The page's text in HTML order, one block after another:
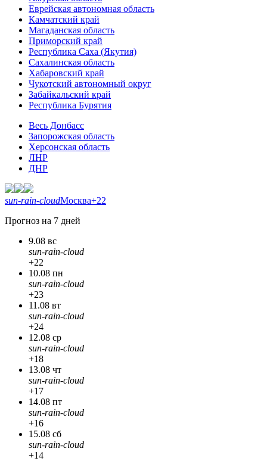
Еврейская автономная область
Камчатский край
Магаданская область
Приморский край
Республика Саха (Якутия)
Сахалинская область
Хабаровский край
Чукотский автономный округ
Забайкальский край
Республика Бурятия
Весь Донбасс
Запорожская область
Херсонская область
ЛНР
ДНР
sun-rain-cloudМосква+22
Прогноз на 7 дней
9.08 вс
sun-rain-cloud
+22
10.08 пн
sun-rain-cloud
+23
11.08 вт
sun-rain-cloud
+24
12.08 ср
sun-rain-cloud
+18
13.08 чт
sun-rain-cloud
+17
14.08 пт
sun-rain-cloud
+16
15.08 сб
sun-rain-cloud
+14